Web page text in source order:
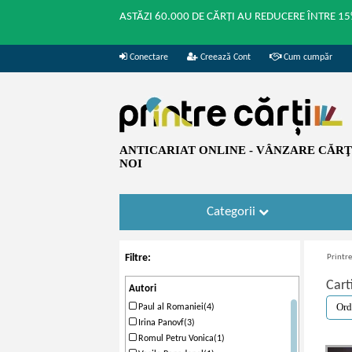
ASTĂZI 60.000 DE CĂRȚI AU REDUCERE ÎNTRE
Conectare Creează Cont Cum cumpăr
ANTICARIAT ONLINE - VÂNZARE
NOI
Categorii
Filtre:
Autori
Paul al Romaniei(4)
Irina Panovf(3)
Romul Petru Vonica(1)